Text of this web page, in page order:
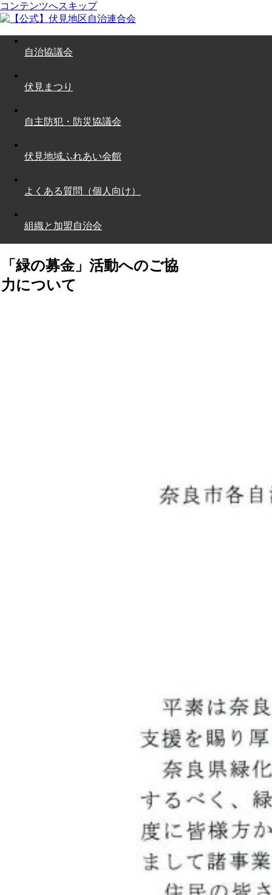
コンテンツへスキップ
自治協議会
伏見まつり
自主防犯・防災協議会
伏見地域ふれあい会館
よくある質問（個人向け）
組織と加盟自治会
「緑の募金」活動へのご協
力について